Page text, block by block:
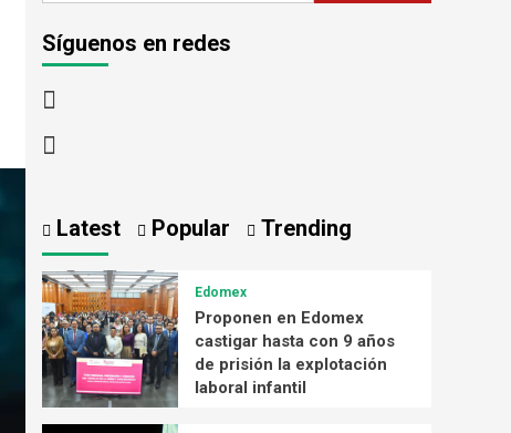
Síguenos en redes
Latest Popular Trending
Edomex
Proponen en Edomex
castigar hasta con 9 años
de prisión la explotación
laboral infantil